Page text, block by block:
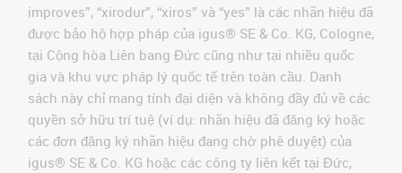
improves”, “xirodur”, “xiros” và “yes” là các nhãn hiệu đã
được bảo hộ hợp pháp của igus® SE & Co. KG, Cologne,
tại Cộng hòa Liên bang Đức cũng như tại nhiều quốc
gia và khu vực pháp lý quốc tế trên toàn cầu. Danh
sách này chỉ mang tính đại diện và không đầy đủ về các
quyền sở hữu trí tuệ (ví dụ: nhãn hiệu đã đăng ký hoặc
các đơn đăng ký nhãn hiệu đang chờ phê duyệt) của
igus® SE & Co. KG hoặc các công ty liên kết tại Đức,